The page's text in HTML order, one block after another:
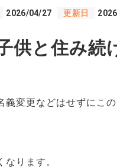
2026/04/27 更新日
供と住み続
変更などはせずにこ
ります。